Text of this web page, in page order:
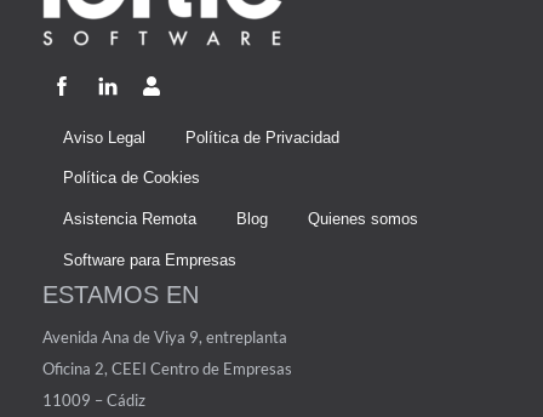
Aviso Legal Política de Privacidad
Política de Cookies
Asistencia Remota Blog Quienes somos
Software para Empresas
ESTAMOS EN
Avenida Ana de Viya 9, entreplanta
Oficina 2, CEEI Centro de Empresas
11009 – Cádiz